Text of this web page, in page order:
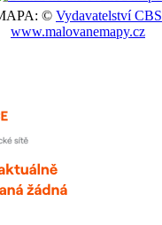
© Vydavatelství CBS
www.malovanemapy.cz